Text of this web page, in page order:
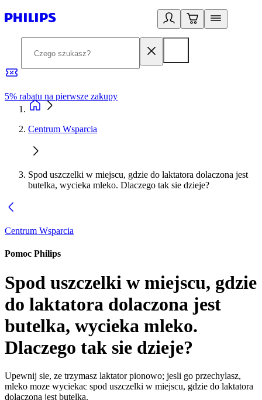
5% rabatu na pierwsze zakupy
Centrum Wsparcia
Spod uszczelki w miejscu, gdzie do laktatora dolaczona jest
butelka, wycieka mleko. Dlaczego tak sie dzieje?
Centrum Wsparcia
Pomoc Philips
Spod uszczelki w miejscu, gdzie
do laktatora dolaczona jest
butelka, wycieka mleko.
Dlaczego tak sie dzieje?
Upewnij sie, ze trzymasz laktator pionowo; jesli go przechylasz,
mleko moze wyciekac spod uszczelki w miejscu, gdzie do laktatora
dolaczona jest butelka.